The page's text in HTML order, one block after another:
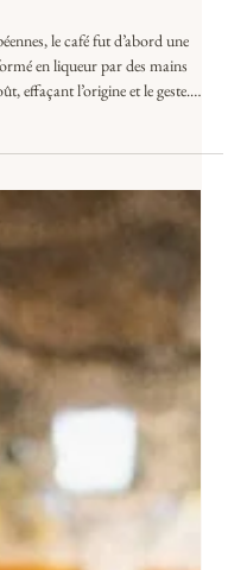
le café fut d’abord une
en liqueur par des mains
effaçant l’origine et le geste.
À U Viaghju, en Balagne, la
: une interprétation de terroir,
et une saison.